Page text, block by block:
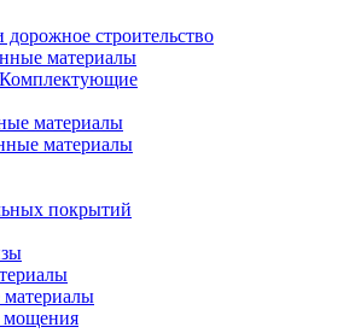
дорожное строительство
материалы
материалы
материалы
покрытий
материалы
мощения